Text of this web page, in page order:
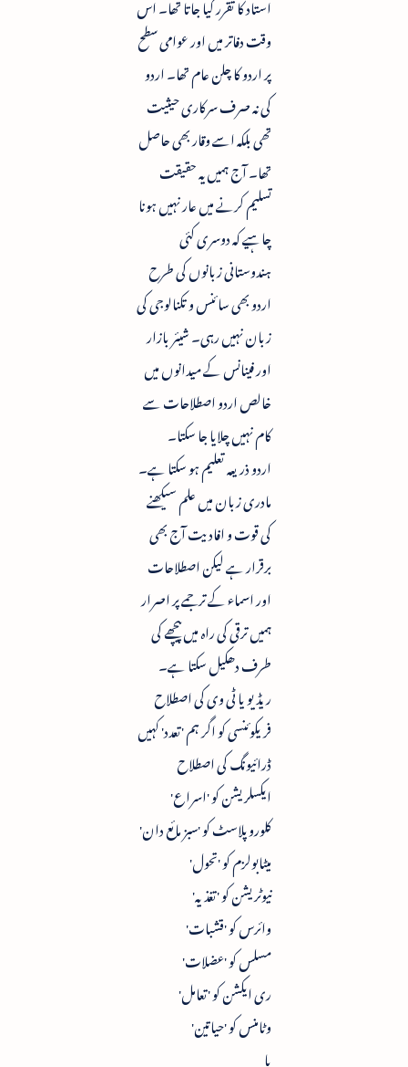
وقت دفاتر میں اور عوامی سطح
پر اردو کا چلن عام تھا۔ اردو
کی نہ صرف سرکاری حیثیت
تھی بلکہ اسے وقار بھی حاصل
تھا۔ آج ہمیں یہ حقیقت
تسلیم کرنے میں عار نہیں ہونا
چاہیے کہ دوسری کئی
ہندوستانی زبانوں کی طرح
اردو بھی سائنس و تکنالوجی کی
زبان نہیں رہی۔ شیئر بازار
اور فینانس کے میدانوں میں
خالص اردو اصطلاحات سے
کام نہیں چلایا جا سکتا۔
اردو ذریعہ تعلیم ہو سکتا ہے۔
مادری زبان میں علم سیکھنے
کی قوت و افادیت آج بھی
برقرار ہے لیکن اصطلاحات
اور اسماء کے ترجمے پر اصرار
ہمیں ترقی کی راہ میں پیچھے کی
طرف دھکیل سکتا ہے۔
ریڈیو یا ٹی وی کی اصطلاح
فریکوئنسی کو اگر ہم 'تعدد' کہیں
ڈرائیونگ کی اصطلاح
ایکسلریشن کو 'اسراع'
کلوروپلاسٹ کو 'سبز مائع دان'
میٹابولزم کو 'تحول'
نیوٹریشن کو 'تغذیہ'
وائرس کو 'قشبات'
مسلس کو 'عضلات'
ری ایکشن کو 'تعامل'
وٹامنس کو 'حیاتین'
یا